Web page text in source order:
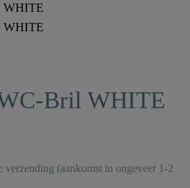
Bril WHITE
(aankomst in ongeveer 1-2